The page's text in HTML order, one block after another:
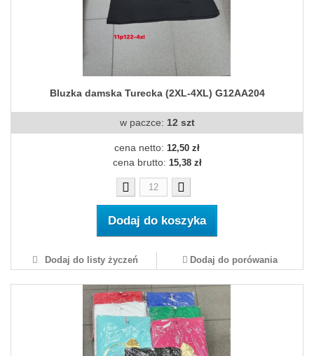
Bluzka damska Turecka (2XL-4XL) G12AA204
w paczce: 12 szt
cena netto: 12,50 zł
cena brutto: 15,38 zł
Dodaj do koszyka
Dodaj do listy życzeń Dodaj do porówania